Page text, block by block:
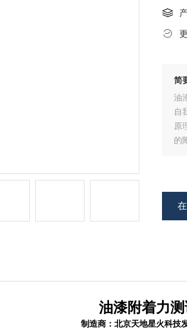
简
油
自
原
的
油漆附着力
制造商：北京天地星火科技